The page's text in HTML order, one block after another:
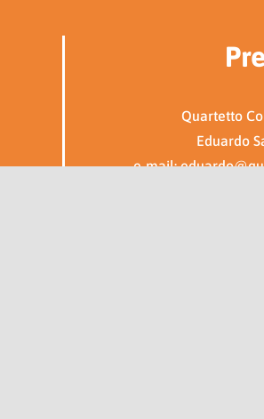
Quartetto
Eduardo
e-mail: